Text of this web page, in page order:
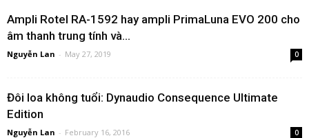
Ampli Rotel RA-1592 hay ampli PrimaLuna EVO 200 cho
âm thanh trung tính và...
Nguyễn Lan - May 27, 2019 0
Đôi loa không tuổi: Dynaudio Consequence Ultimate
Edition
Nguyễn Lan - February 16, 2016 0